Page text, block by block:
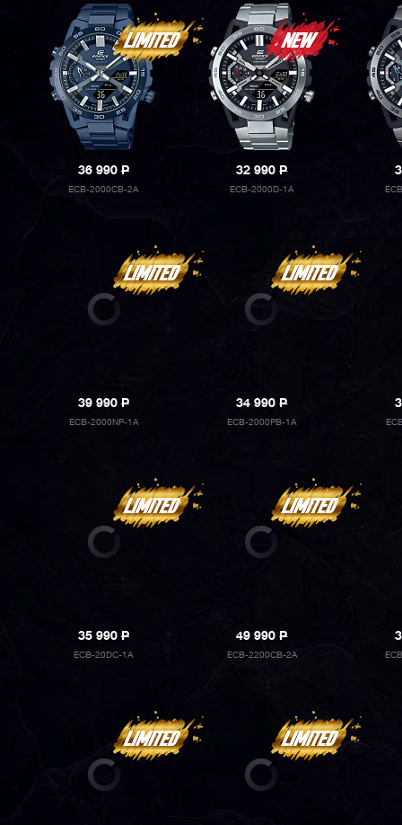
36 990P
ECB-2000CB-2A
32 990P
ECB-2000D-1A
39 990P
ECB-2000NP-1A
34 990P
ECB-2000PB-1A
35 990P
ECB-20DC-1A
49 990P
ECB-2200CB-2A